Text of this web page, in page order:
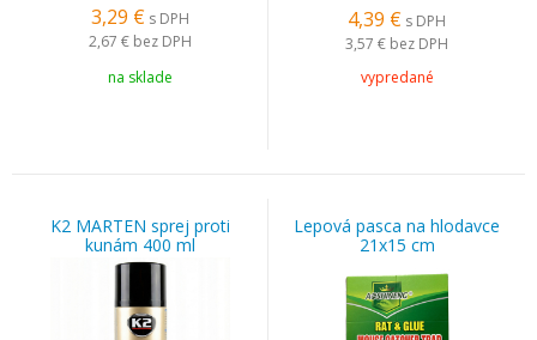
3,29 € s DPH
2,67 € bez DPH
na sklade
4,39 € s DPH
3,57 € bez DPH
vypredané
K2 MARTEN sprej proti
kunám 400 ml
Lepová pasca na hlodavce
21x15 cm